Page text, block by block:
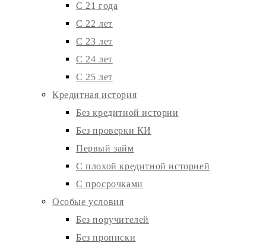
С 21 года
С 22 лет
С 23 лет
С 24 лет
С 25 лет
Кредитная история
Без кредитной истории
Без проверки КИ
Первый займ
С плохой кредитной историей
С просрочками
Особые условия
Без поручителей
Без прописки